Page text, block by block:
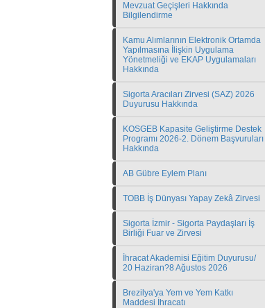
Mevzuat Geçişleri Hakkında
Bilgilendirme
Kamu Alımlarının Elektronik Ortamda
Yapılmasına İlişkin Uygulama
Yönetmeliği ve EKAP Uygulamaları
Hakkında
Sigorta Aracıları Zirvesi (SAZ) 2026
Duyurusu Hakkında
KOSGEB Kapasite Geliştirme Destek
Programı 2026-2. Dönem Başvuruları
Hakkında
AB Gübre Eylem Planı
TOBB İş Dünyası Yapay Zekâ Zirvesi
Sigorta İzmir - Sigorta Paydaşları İş
Birliği Fuar ve Zirvesi
İhracat Akademisi Eğitim Duyurusu/
20 Haziran?8 Ağustos 2026
Brezilya'ya Yem ve Yem Katkı
Maddesi İhracatı